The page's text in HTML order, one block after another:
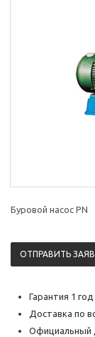
Буровой насос PN
ОТПРАВИТЬ
Гарантия 1 год
Доставка по
Официальный